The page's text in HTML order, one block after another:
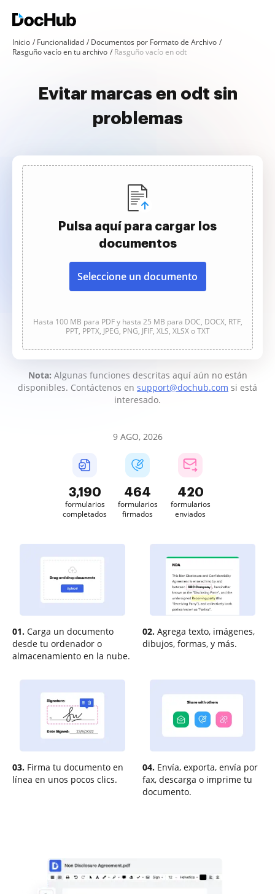
Inicio Funcionalidad
Documentos por Formato de Archivo
Rasguño vacío en tu archivo
Rasguño vacío en odt
Evitar marcas en odt sin
problemas
Pulsa aquí para cargar los
documentos
Seleccione un documento
Hasta 100 MB para PDF y hasta 25 MB para DOC, DOCX, RTF,
PPT, PPTX, JPEG, PNG, JFIF, XLS, XLSX o TXT
Nota: Algunas funciones descritas aquí aún no están
disponibles. Contáctenos en support@dochub.com si está
interesado.
9 AGO, 2026
3,190
formularios
completados
464
formularios
firmados
420
formularios
enviados
01. Carga un documento
desde tu ordenador o
almacenamiento en la nube.
02. Agrega texto, imágenes,
dibujos, formas, y más.
03. Firma tu documento en
línea en unos pocos clics.
04. Envía, exporta, envía por
fax, descarga o imprime tu
documento.